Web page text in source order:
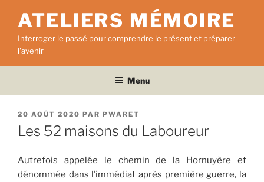
contenu
principal
ATELIERS MÉMOIRE
Interroger le passé pour comprendre le présent et préparer
l'avenir
Menu
PUBLIÉ
LE
20 AOÛT 2020 PAR PWARET
Les 52 maisons du Laboureur
Autrefois appelée le chemin de la Hornuyère et
dénommée dans l’immédiat après première guerre, la